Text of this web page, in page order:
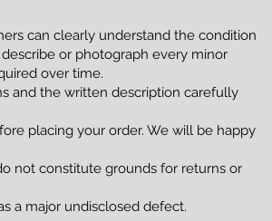
can clearly understand the condition
or photograph every minor
over time.
and the written description carefully
placing your order. We will be happy
not constitute grounds for returns or
a major undisclosed defect.